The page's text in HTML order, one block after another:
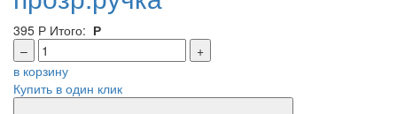
395 Р Итого: Р
–
+
в корзину
Купить в один клик